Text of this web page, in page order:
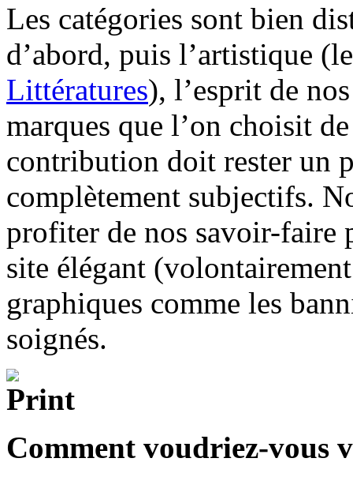
Les catégories sont bien
d’abord, puis l’artistique
Littératures), l’esprit de
marques que l’on choisit
contribution doit rester un
complètement subjectifs.
profiter de nos savoir-faire
site élégant
graphiques comme les
soignés.
Comment voudriez-vous